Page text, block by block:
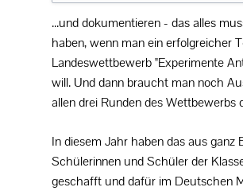
...und dokumentieren - das alles
haben, wenn man ein erfolgreicher
Landeswettbewerb "Experimente
will. Und dann braucht man noch
allen drei Runden des Wettbewerbs
In diesem Jahr haben das aus ganz
Schülerinnen und Schüler der
geschafft und dafür im Deutschen